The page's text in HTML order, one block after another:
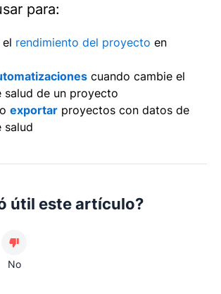
para:
rendimiento del proyecto en
cuando cambie el
salud de un proyecto
o exportar proyectos con datos de
salud
útil este artículo?
No